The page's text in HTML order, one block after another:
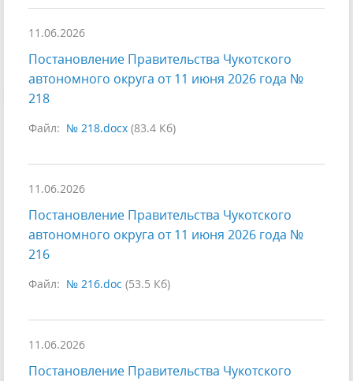
11.06.2026
Постановление Правительства Чукотского
автономного округа от 11 июня 2026 года №
218
Файл: № 218.docx (83.4 Кб)
11.06.2026
Постановление Правительства Чукотского
автономного округа от 11 июня 2026 года №
216
Файл: № 216.doc (53.5 Кб)
11.06.2026
Постановление Правительства Чукотского